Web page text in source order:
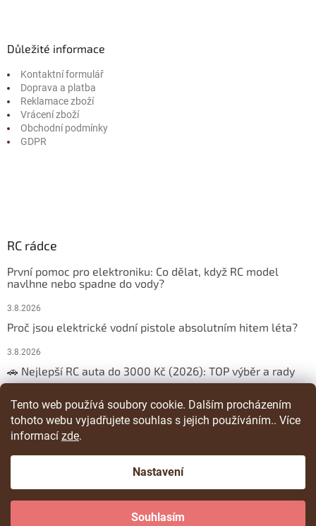
Tento web používá soubory cookie. Dalším procházením
tohoto webu vyjadřujete souhlas s jejich používáním.. Více
informací zde.
Nastavení
Souhlasím
Důležité informace
Kontaktní formulář
Doprava a platba
Reklamace zboží
Vrácení zboží
Obchodní podmínky
GDPR
RC rádce
První pomoc pro elektroniku: Co dělat, když RC model
navlhne nebo spadne do vody?
3.8.2026
Proč jsou elektrické vodní pistole absolutním hitem léta?
3.8.2026
🚗 Nejlepší RC auta do 3000 Kč (2026): TOP výběr a rady
ARCHIV
Vytvořil Shoptet
. Všechna práva vyhrazena.